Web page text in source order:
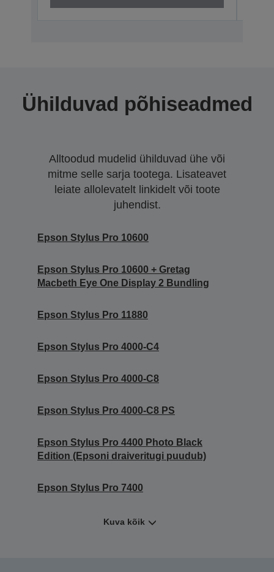
Ühilduvad põhiseadmed
Alltoodud mudelid ühilduvad ühe või
mitme selle sarja tootega. Lisateavet
leiate allolevatelt linkidelt või toote
juhendist.
Epson Stylus Pro 10600
Epson Stylus Pro 10600 + Gretag
Macbeth Eye One Display 2 Bundling
Epson Stylus Pro 11880
Epson Stylus Pro 4000-C4
Epson Stylus Pro 4000-C8
Epson Stylus Pro 4000-C8 PS
Epson Stylus Pro 4400 Photo Black
Edition (Epsoni draiveritugi puudub)
Epson Stylus Pro 7400
Kuva kõik